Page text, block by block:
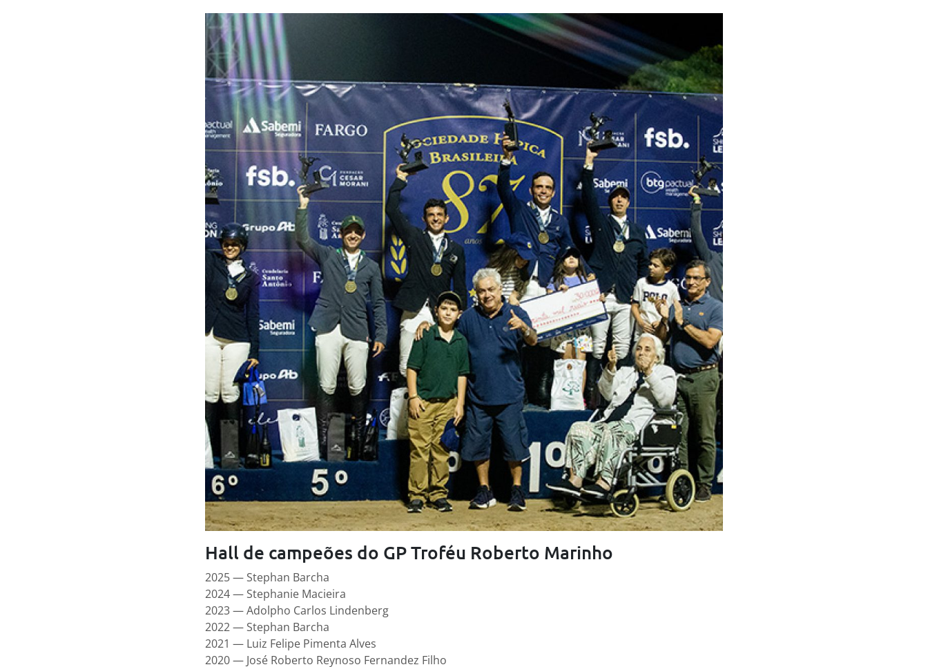
Hall de campeões do GP Troféu Roberto Marinho
2025 — Stephan Barcha
2024 — Stephanie Macieira
2023 — Adolpho Carlos Lindenberg
2022 — Stephan Barcha
2021 — Luiz Felipe Pimenta Alves
2020 — José Roberto Reynoso Fernandez Filho